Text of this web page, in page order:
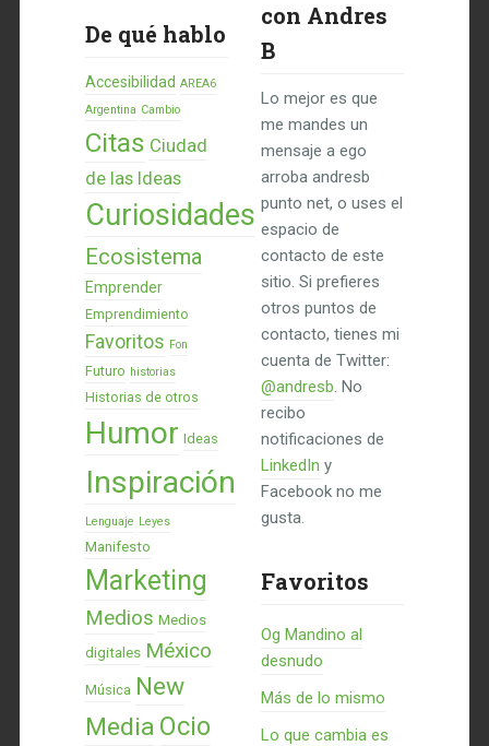
De qué hablo
Accesibilidad AREA6
Argentina Cambio
Citas Ciudad
de las Ideas
Curiosidades
Ecosistema
Emprender
Emprendimiento
Favoritos Fon
Futuro historias
Historias de otros
Humor Ideas
Inspiración
Lenguaje Leyes
Manifesto
Marketing
Medios Medios
digitales México
Música New
Media Ocio
con Andres
B
Lo mejor es que
me mandes un
mensaje a ego
arroba andresb
punto net, o uses el
espacio de
contacto de este
sitio. Si prefieres
otros puntos de
contacto, tienes mi
cuenta de Twitter:
@andresb. No
recibo
notificaciones de
LinkedIn y
Facebook no me
gusta.
Favoritos
Og Mandino al
desnudo
Más de lo mismo
Lo que cambia es